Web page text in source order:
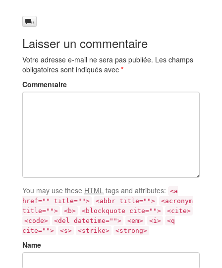
0
Laisser un commentaire
Votre adresse e-mail ne sera pas publiée. Les champs
obligatoires sont indiqués avec *
Commentaire
You may use these HTML tags and attributes: <a
href="" title="">
<abbr title="">
<acronym
title="">
<b> <blockquote cite="">
<cite>
<code>
<del datetime=""> <em> <i>
<q
cite="">
<s> <strike> <strong>
Name